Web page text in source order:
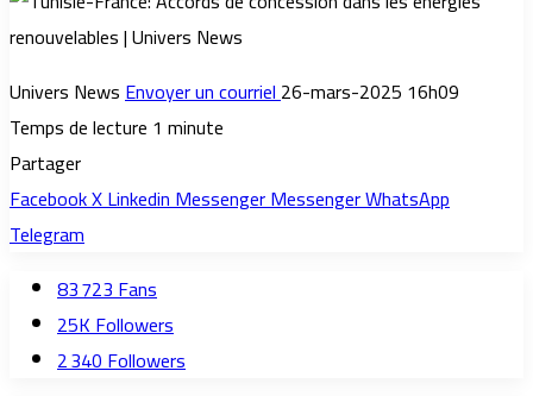
Univers NewsEnvoyer un courriel26-mars-2025 16h09
Temps de lecture 1 minute
Partager
FacebookXLinkedinMessengerMessengerWhatsApp
Telegram
83 723Fans
25KFollowers
2 340Followers